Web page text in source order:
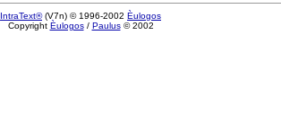
IntraText®(V7n) © 1996-2002 Èulogos
Copyright Èulogos/ Paulus© 2002